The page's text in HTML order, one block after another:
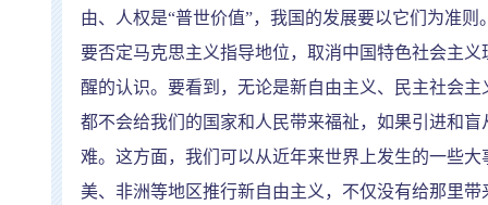
由、人权是“普世价值”，我国的发展要以它们为准
要否定马克思主义指导地位，取消中国特色社会主
醒的认识。要看到，无论是新自由主义、民主社会
都不会给我们的国家和人民带来福祉，如果引进和
难。这方面，我们可以从近年来世界上发生的一些
美、非洲等地区推行新自由主义，不仅没有给那里